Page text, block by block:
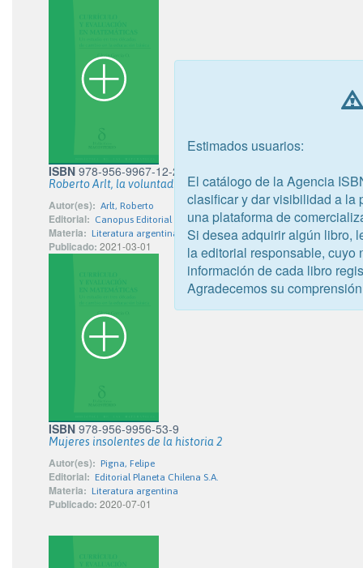
ISBN 978-956-9967-12-2
Roberto Arlt, la voluntad tarada
Autor(es): Arlt, Roberto
Editorial: Canopus Editorial Digital S.P.A.
Materia: Literatura argentina
Publicado: 2021-03-01
ISBN 978-956-9956-53-9
Mujeres insolentes de la historia 2
Autor(es): Pigna, Felipe
Editorial: Editorial Planeta Chilena S.A.
Materia: Literatura argentina
Publicado: 2020-07-01
Estimados usuarios:
El catálogo de la Agencia
clasificar y dar visibilidad a la
una plataforma de
Si desea adquirir algún libro,
la editorial responsable, cuyo
información de cada libro
Agradecemos su